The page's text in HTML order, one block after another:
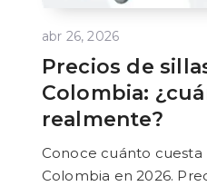
abr 26, 2026
Precios de
Colombia:
realmente?
Conoce cuánto cuesta
Colombia en 2026.